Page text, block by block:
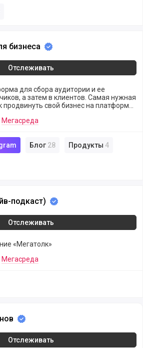
бизнеса
Отслеживать
для сбора аудитории и ее
а затем в клиентов. Самая нужная
свой бизнес на платформе
Мегасреда
Блог 28 Продукты 4
подкаст)
Отслеживать
«Мегатолк»
Мегасреда
Отслеживать